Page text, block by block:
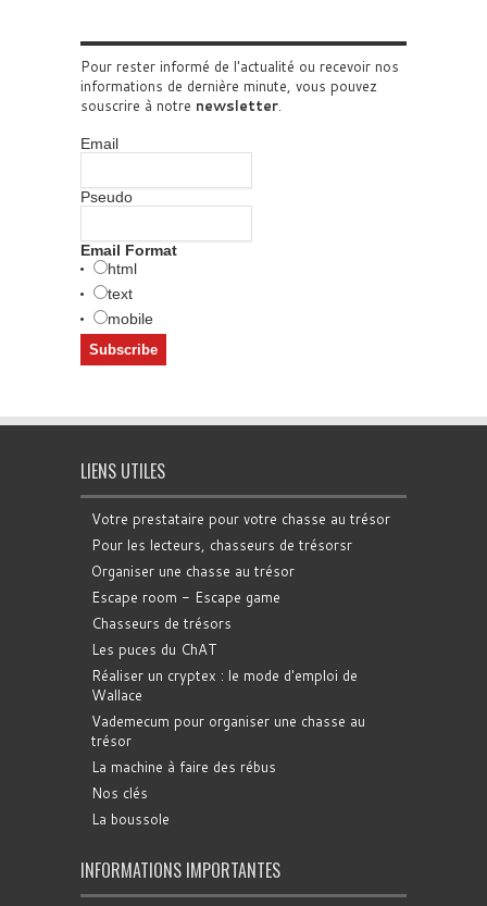
Pour rester informé de l'actualité ou recevoir nos
informations de dernière minute, vous pouvez
souscrire à notre newsletter.
Email
Pseudo
Email Format
html
text
mobile
LIENS UTILES
Votre prestataire pour votre chasse au trésor
Pour les lecteurs, chasseurs de trésorsr
Organiser une chasse au trésor
Escape room - Escape game
Chasseurs de trésors
Les puces du ChAT
Réaliser un cryptex : le mode d'emploi de
Wallace
Vademecum pour organiser une chasse au
trésor
La machine à faire des rébus
Nos clés
La boussole
INFORMATIONS IMPORTANTES